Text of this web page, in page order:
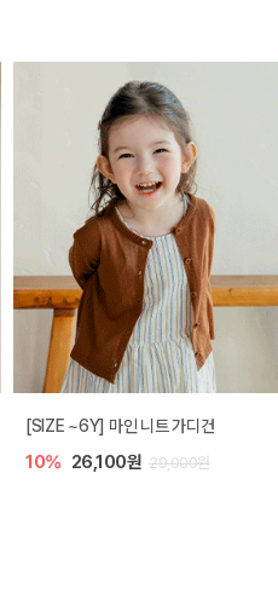
밀라 아기 셋업
20% 35,200원 44,000원